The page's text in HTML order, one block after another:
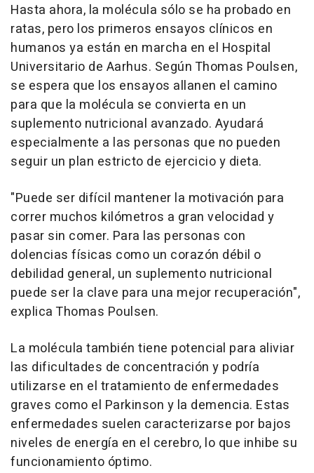
Hasta ahora, la molécula sólo se ha probado en
ratas, pero los primeros ensayos clínicos en
humanos ya están en marcha en el Hospital
Universitario de Aarhus. Según Thomas Poulsen,
se espera que los ensayos allanen el camino
para que la molécula se convierta en un
suplemento nutricional avanzado. Ayudará
especialmente a las personas que no pueden
seguir un plan estricto de ejercicio y dieta.
"Puede ser difícil mantener la motivación para
correr muchos kilómetros a gran velocidad y
pasar sin comer. Para las personas con
dolencias físicas como un corazón débil o
debilidad general, un suplemento nutricional
puede ser la clave para una mejor recuperación",
explica Thomas Poulsen.
La molécula también tiene potencial para aliviar
las dificultades de concentración y podría
utilizarse en el tratamiento de enfermedades
graves como el Parkinson y la demencia. Estas
enfermedades suelen caracterizarse por bajos
niveles de energía en el cerebro, lo que inhibe su
funcionamiento óptimo.